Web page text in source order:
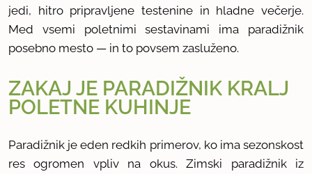
jedi, hitro pripravljene testenine in hladne večerje.
Med vsemi poletnimi sestavinami ima paradižnik
posebno mesto — in to povsem zasluženo.
ZAKAJ JE PARADIŽNIK KRALJ
POLETNE KUHINJE
Paradižnik je eden redkih primerov, ko ima sezonskost
res ogromen vpliv na okus. Zimski paradižnik iz